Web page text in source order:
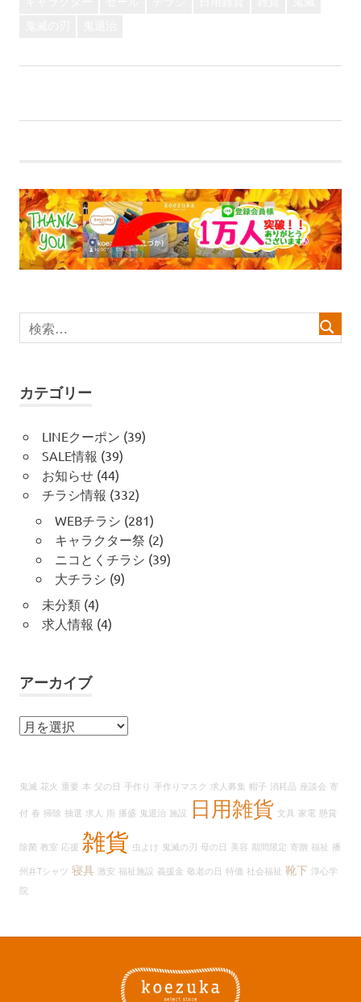
稿
ビ
ゲ
ー
ョ
記
の
カテゴリー
LINEクーポン (39)
SALE情報 (39)
お知らせ(44)
チラシ情報 (332)
WEBチラシ (281)
キャラクター祭 (2)
ニコとくチラシ (39)
大チラシ (9)
未分類(4)
求人情報 (4)
アーカイブ
ア
イ
鬼滅 花火 重要 本 父の日 手作り 手作りマスク 求人募集 帽子 消耗品 座談会 寄
付 春 掃除 抽選 求人 雨 播盛 鬼退治 施設 日用雑貨 文具 家電 懸賞
除菌 教室 応援 雑貨 虫よけ 鬼滅の刃 母の日 美容 期間限定 寄贈 福祉 播
州弁Tシャツ 寝具 激安 福祉施設 義援金 敬老の日 特価 社会福祉 靴下 淳心学
院